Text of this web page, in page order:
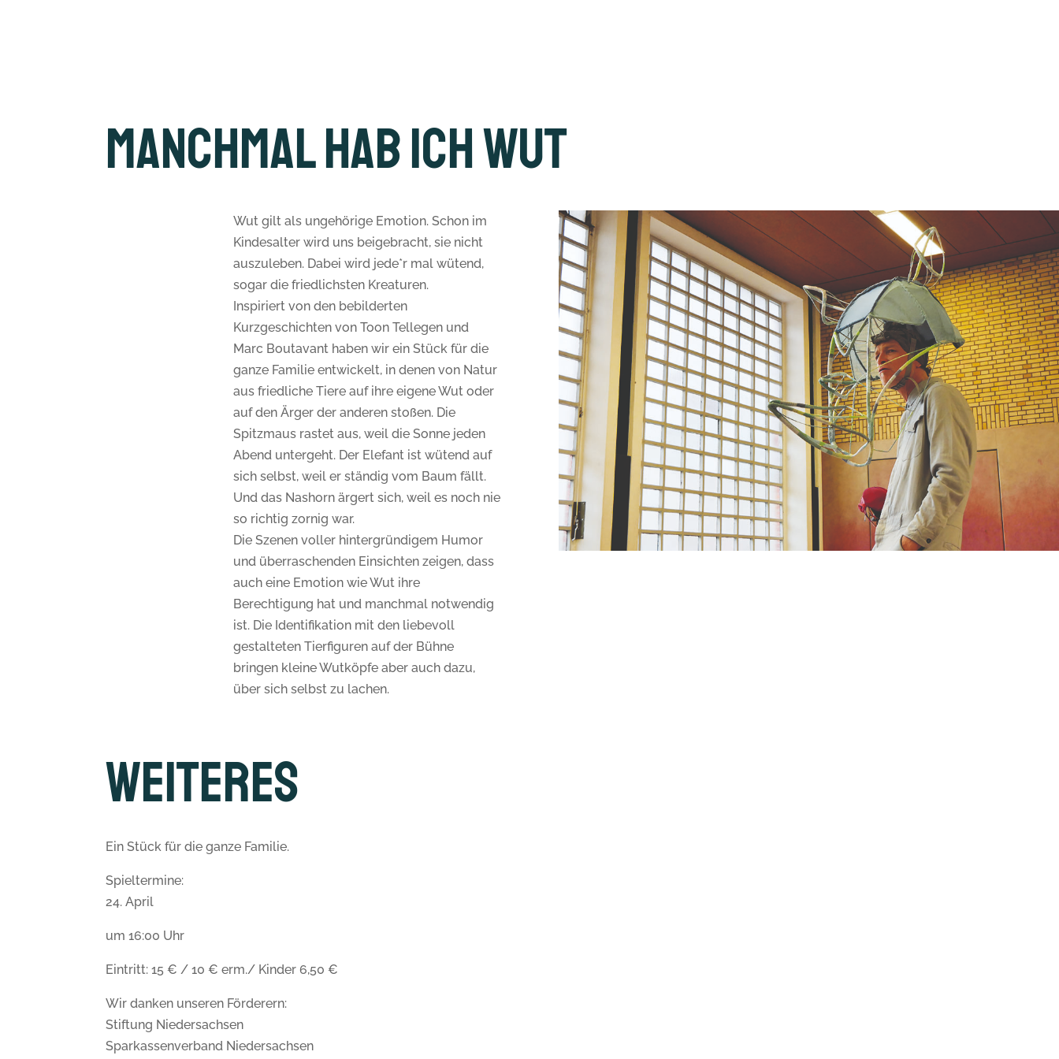
Manchmal hab ich Wut
Wut gilt als ungehörige Emotion. Schon im
Kindesalter wird uns beigebracht, sie nicht
auszuleben. Dabei wird jede*r mal wütend,
sogar die friedlichsten Kreaturen.
Inspiriert von den bebilderten
Kurzgeschichten von Toon Tellegen und
Marc Boutavant haben wir ein Stück für die
ganze Familie entwickelt, in denen von Natur
aus friedliche Tiere auf ihre eigene Wut oder
auf den Ärger der anderen stoßen. Die
Spitzmaus rastet aus, weil die Sonne jeden
Abend untergeht. Der Elefant ist wütend auf
sich selbst, weil er ständig vom Baum fällt.
Und das Nashorn ärgert sich, weil es noch nie
so richtig zornig war.
Die Szenen voller hintergründigem Humor
und überraschenden Einsichten zeigen, dass
auch eine Emotion wie Wut ihre
Berechtigung hat und manchmal notwendig
ist. Die Identifikation mit den liebevoll
gestalteten Tierfiguren auf der Bühne
bringen kleine Wutköpfe aber auch dazu,
über sich selbst zu lachen.
Weiteres
Ein Stück für die ganze Familie.
Spieltermine:
24. April
um 16:00 Uhr
Eintritt: 15 € / 10 € erm./ Kinder 6,50 €
Wir danken unseren Förderern:
Stiftung Niedersachsen
Sparkassenverband Niedersachsen